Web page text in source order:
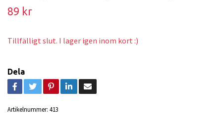
89 kr
Tillfälligt slut. I lager igen inom kort :)
Dela
Artikelnummer: 413